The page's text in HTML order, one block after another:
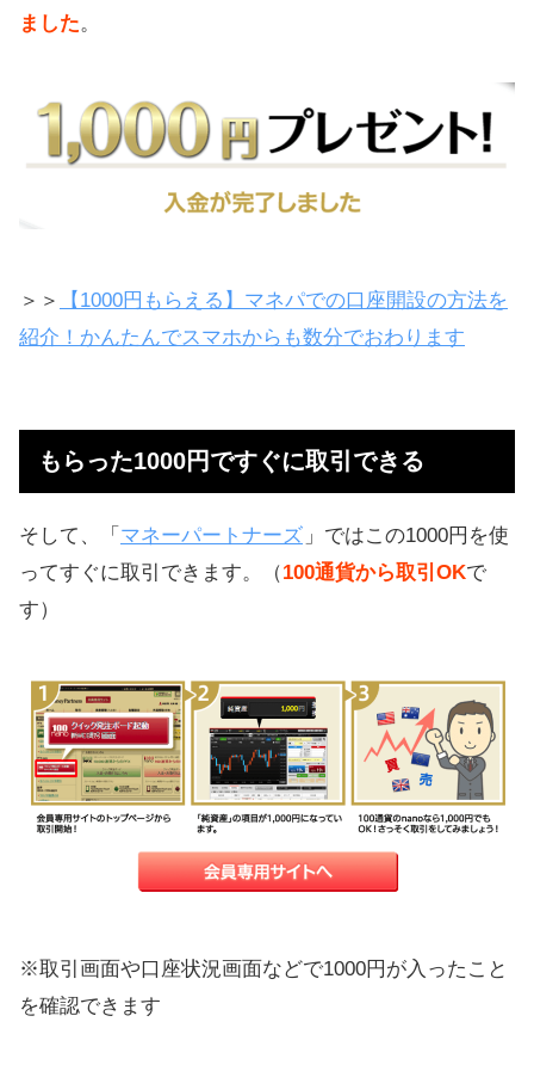
ました。
＞＞
【1000円もらえる】マネパでの口座開設の方法を
紹介！かんたんでスマホからも数分でおわります
もらった1000円ですぐに取引できる
そして、「 マネーパートナーズ 」ではこの1000円を使
ってすぐに取引できます。（100通貨から取引OKで
す）
※取引画面や口座状況画面などで1000円が入ったこと
を確認できます